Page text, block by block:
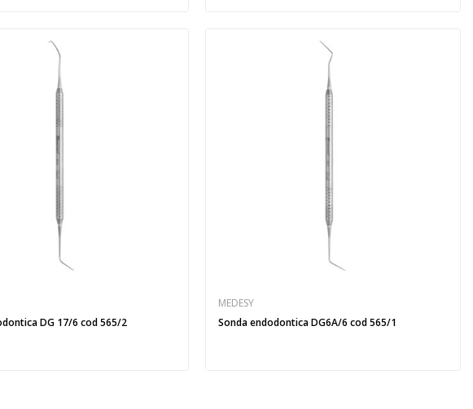
DG 17/6 cod 565/2
MEDESY
Sonda endodontica DG6A/6 cod 565/1